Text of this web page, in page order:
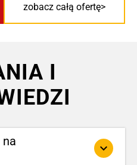
zobacz całą ofertę
I
keyboard_arrow_down